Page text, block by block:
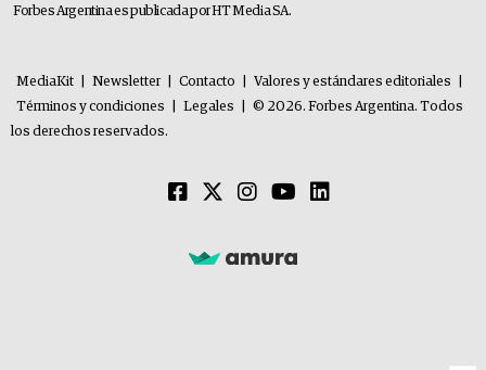
Forbes Argentina es publicada por HT Media SA.
MediaKit Newsletter Contacto Valores y estándares editoriales
Términos y condiciones
Legales
© 2026. Forbes Argentina. Todos
los derechos reservados.